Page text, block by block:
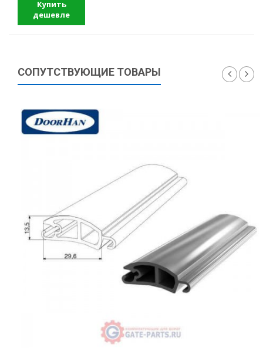
Купить
дешевле
СОПУТСТВУЮЩИЕ ТОВАРЫ